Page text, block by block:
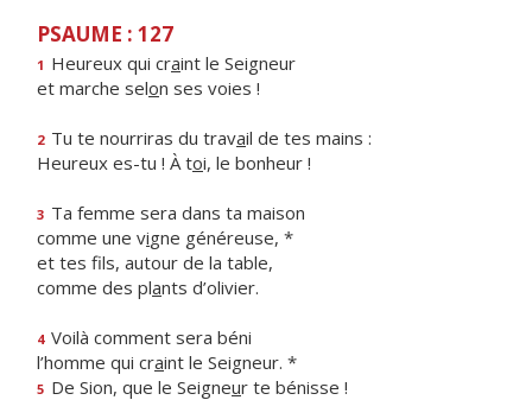
PSAUME : 127
1 Heureux qui craint le Seigneur
et marche selon ses voies !
2 Tu te nourriras du travail de tes mains :
Heureux es-tu ! À toi, le bonheur !
3 Ta femme sera dans ta maison
comme une vigne généreuse, *
et tes fils, autour de la table,
comme des plants d’olivier.
4 Voilà comment sera béni
l’homme qui craint le Seigneur. *
5 De Sion, que le Seigneur te bénisse !